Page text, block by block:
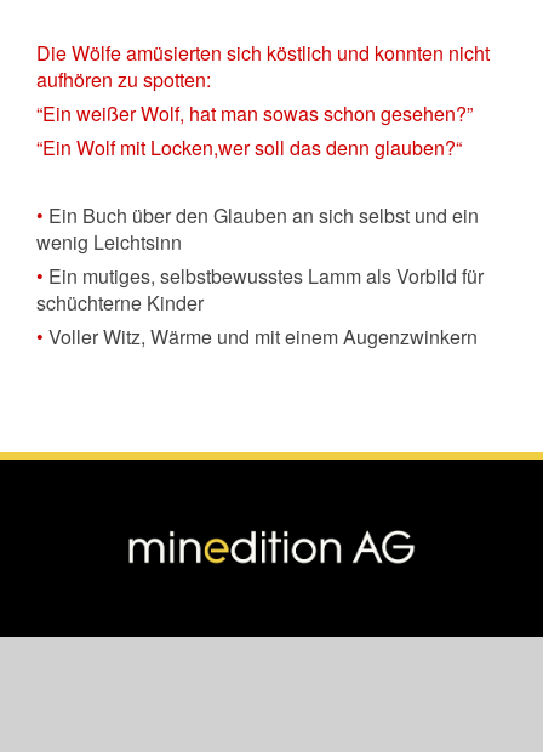
Die Wölfe amüsierten sich köstlich und konnten nicht
aufhören zu spotten:
“Ein weißer Wolf, hat man sowas schon gesehen?”
“Ein Wolf mit Locken,wer soll das denn glauben?“
• Ein Buch über den Glauben an sich selbst und ein
wenig Leichtsinn
• Ein mutiges, selbstbewusstes Lamm als Vorbild für
schüchterne Kinder
• Voller Witz, Wärme und mit einem Augenzwinkern